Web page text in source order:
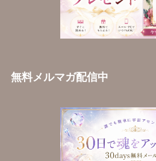
無料メルマガ配信中